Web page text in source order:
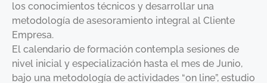
los conocimientos técnicos y desarrollar una
metodología de asesoramiento integral al Cliente
Empresa.
El calendario de formación contempla sesiones de
nivel inicial y especialización hasta el mes de Junio,
bajo una metodología de actividades “on line”, estudio